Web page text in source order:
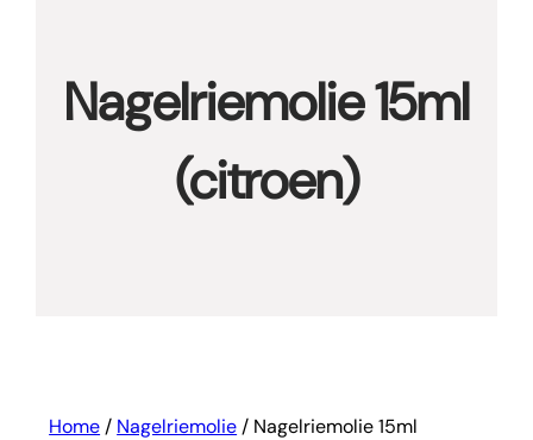
Nagelriemolie 15ml
(citroen)
Home / Nagelriemolie / Nagelriemolie 15ml